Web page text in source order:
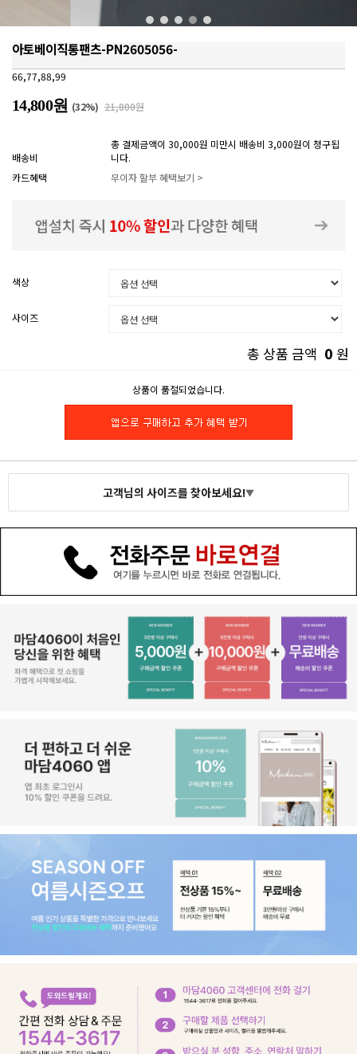
아토베이직통팬츠-PN2605056-
66,77,88,99
14,800원 (32%) 21,800원
배송비
총 결제금액이 30,000원 미만시 배송비 3,000원이 청구됩
니다.
카드혜택
무이자 할부 혜택보기 >
색상
사이즈
총 상품 금액 0 원
상품이 품절되었습니다.
고객님의 사이즈를 찾아보세요!▼